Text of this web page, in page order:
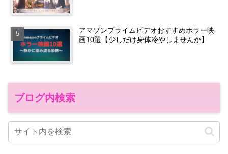
アマゾンプライムビデオおすすめホラー映
画10選【少しだけ身体冷やしませんか】
ブログ内検索